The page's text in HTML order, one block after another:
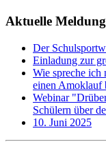
Aktuelle
Der
Einladung zur
Wie spreche ich
einen Amoklauf
Webinar
Schülern über
10. Juni 2025